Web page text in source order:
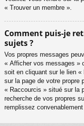
« Trouver un membre ».
Comment puis-je
sujets ?
Vos propres messages
« Afficher vos messages »
soit en cliquant sur le lien «
sur la page de votre propre
« Raccourcis » situé sur la
recherche de vos propres
remplissez